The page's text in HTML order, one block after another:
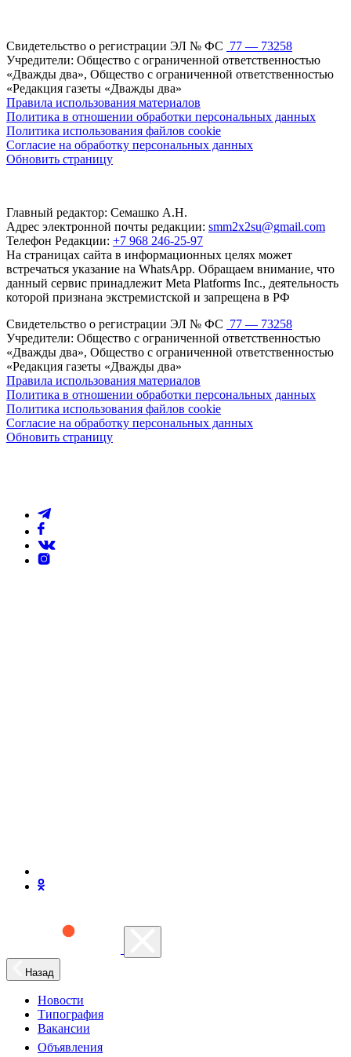
Свидетельство о регистрации ЭЛ № ФС 77 — 73258
Учредители: Общество с ограниченной ответственностью
«Дважды два», Общество с ограниченной ответственностью
«Редакция газеты «Дважды два»
Правила использования материалов
Политика в отношении обработки персональных данных
Политика использования файлов cookie
Согласие на обработку персональных данных
Обновить страницу
Главный редактор: Семашко А.Н.
Адрес электронной почты редакции: smm2x2su@gmail.com
Телефон Редакции: +7 968 246-25-97
На страницах сайта в информационных целях может
встречаться указание на WhatsApp. Обращаем внимание, что
данный сервис принадлежит Meta Platforms Inc., деятельность
которой признана экстремистской и запрещена в РФ
Свидетельство о регистрации ЭЛ № ФС 77 — 73258
Учредители: Общество с ограниченной ответственностью
«Дважды два», Общество с ограниченной ответственностью
«Редакция газеты «Дважды два»
Правила использования материалов
Политика в отношении обработки персональных данных
Политика использования файлов cookie
Согласие на обработку персональных данных
Обновить страницу
Назад
Новости
Типография
Вакансии
Объявления